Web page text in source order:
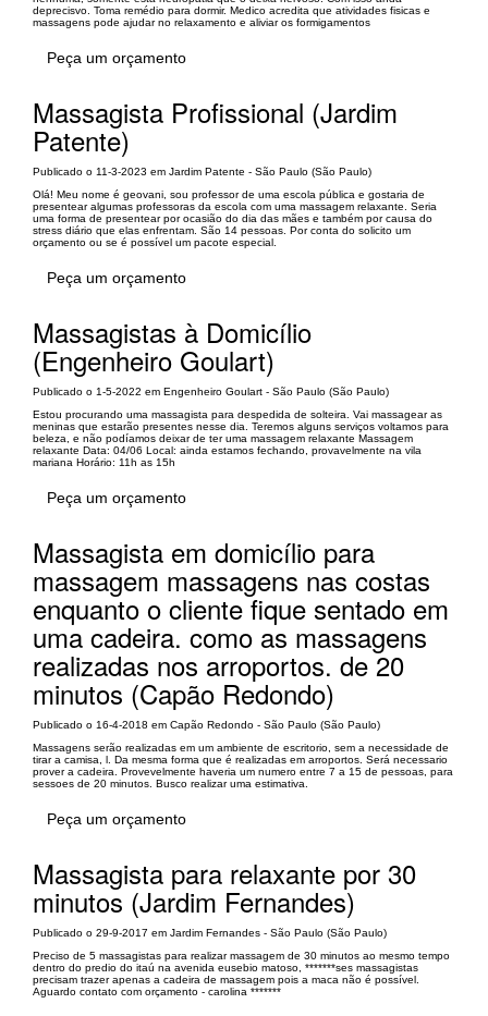
deprecisvo. Toma remédio para dormir. Medico acredita que atividades fisicas e
massagens pode ajudar no relaxamento e aliviar os formigamentos
Peça um orçamento
Massagista Profissional (Jardim
Patente)
Publicado o 11-3-2023 em Jardim Patente - São Paulo (São Paulo)
Olá! Meu nome é geovani, sou professor de uma escola pública e gostaria de
presentear algumas professoras da escola com uma massagem relaxante. Seria
uma forma de presentear por ocasião do dia das mães e também por causa do
stress diário que elas enfrentam. São 14 pessoas. Por conta do solicito um
orçamento ou se é possível um pacote especial.
Peça um orçamento
Massagistas à Domicílio
(Engenheiro Goulart)
Publicado o 1-5-2022 em Engenheiro Goulart - São Paulo (São Paulo)
Estou procurando uma massagista para despedida de solteira. Vai massagear as
meninas que estarão presentes nesse dia. Teremos alguns serviços voltamos para
beleza, e não podíamos deixar de ter uma massagem relaxante Massagem
relaxante Data: 04/06 Local: ainda estamos fechando, provavelmente na vila
mariana Horário: 11h as 15h
Peça um orçamento
Massagista em domicílio para
massagem massagens nas costas
enquanto o cliente fique sentado em
uma cadeira. como as massagens
realizadas nos arroportos. de 20
minutos (Capão Redondo)
Publicado o 16-4-2018 em Capão Redondo - São Paulo (São Paulo)
Massagens serão realizadas em um ambiente de escritorio, sem a necessidade de
tirar a camisa, l. Da mesma forma que é realizadas em arroportos. Será necessario
prover a cadeira. Provevelmente haveria um numero entre 7 a 15 de pessoas, para
sessoes de 20 minutos. Busco realizar uma estimativa.
Peça um orçamento
Massagista para relaxante por 30
minutos (Jardim Fernandes)
Publicado o 29-9-2017 em Jardim Fernandes - São Paulo (São Paulo)
Preciso de 5 massagistas para realizar massagem de 30 minutos ao mesmo tempo
dentro do predio do itaú na avenida eusebio matoso, *******ses massagistas
precisam trazer apenas a cadeira de massagem pois a maca não é possível.
Aguardo contato com orçamento - carolina *******